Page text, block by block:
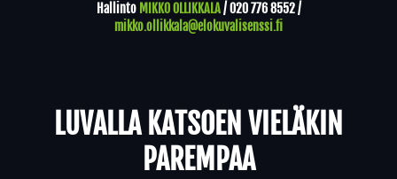
Hallinto MIKKO OLLIKKALA/020 776 8552/
mikko.ollikkala@elokuvalisenssi.fi
LUVALLA KATSOEN VIELÄKIN
PAREMPAA